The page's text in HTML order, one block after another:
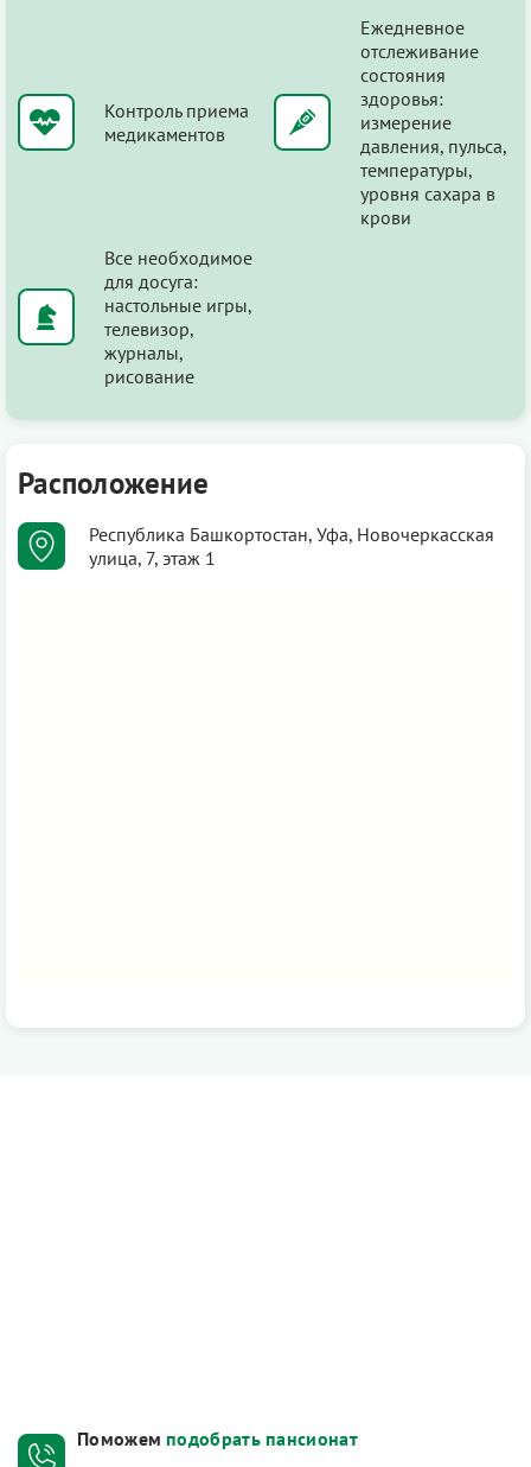
Контроль приема
медикаментов
Ежедневное
отслеживание
состояния
здоровья:
измерение
давления, пульса,
температуры,
уровня сахара в
крови
Все необходимое
для досуга:
настольные игры,
телевизор,
журналы,
рисование
Расположение
Республика Башкортостан, Уфа, Новочеркасская
улица, 7, этаж 1
Поможем подобрать пансионат